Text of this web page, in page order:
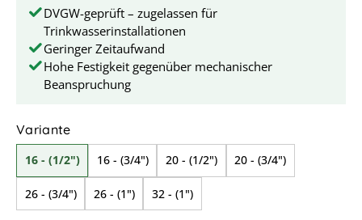
DVGW-geprüft – zugelassen für
Trinkwasserinstallationen
Geringer Zeitaufwand
Hohe Festigkeit gegenüber mechanischer
Beanspruchung
Varianteauswählen
16 - (1/2") 16 - (3/4") 20 - (1/2") 20 - (3/4")
26 - (3/4") 26 - (1") 32 - (1")